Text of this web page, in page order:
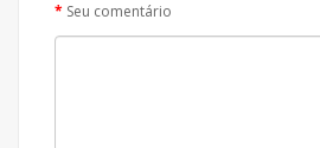
Seu comentário